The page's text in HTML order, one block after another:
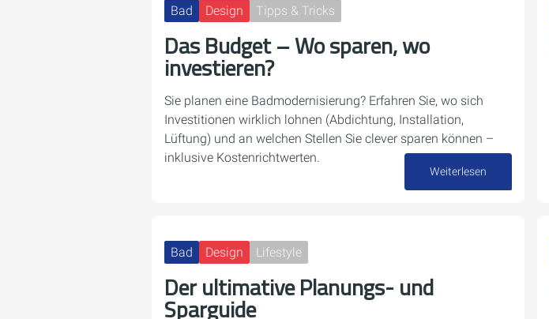
Bad Design Tipps & Tricks
Das Budget – Wo sparen, wo
investieren?
Sie planen eine Badmodernisierung? Erfahren Sie, wo sich
Investitionen wirklich lohnen (Abdichtung, Installation,
Lüftung) und an welchen Stellen Sie clever sparen können –
inklusive Kostenrichtwerten.
Weiterlesen
Bad Design Lifestyle
Der ultimative Planungs- und
Sparguide